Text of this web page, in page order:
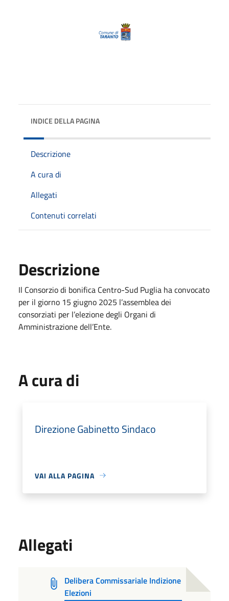
INDICE DELLA PAGINA
Descrizione
A cura di
Allegati
Contenuti correlati
Descrizione
Il Consorzio di bonifica Centro-Sud Puglia ha convocato
per il giorno 15 giugno 2025 l’assemblea dei
consorziati per l’elezione degli Organi di
Amministrazione dell’Ente.
A cura di
Direzione Gabinetto Sindaco
VAI ALLA PAGINA
Allegati
Delibera Commissariale Indizione
Elezioni